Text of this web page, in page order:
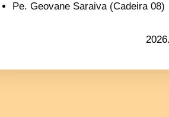
Pe. Geovane Saraiva (Cadeira 08)